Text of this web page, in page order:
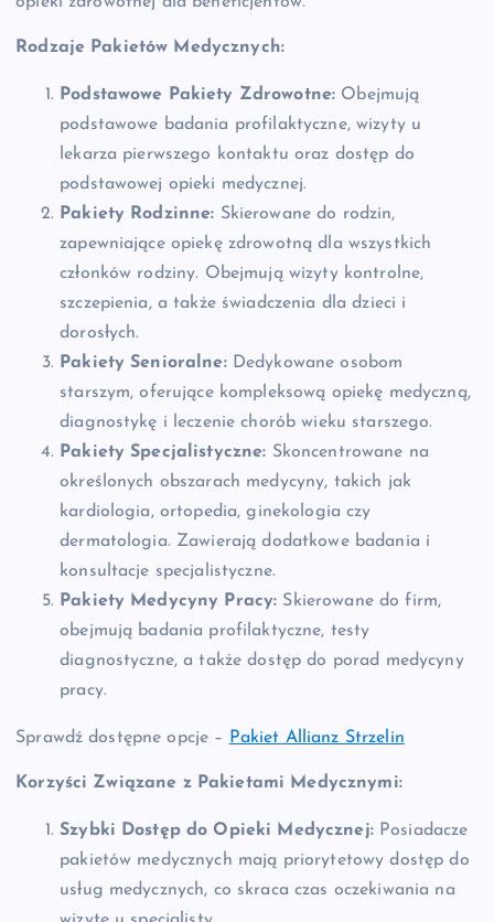
Rodzaje Pakietów Medycznych:
Podstawowe Pakiety Zdrowotne: Obejmują
podstawowe badania profilaktyczne, wizyty u
lekarza pierwszego kontaktu oraz dostęp do
podstawowej opieki medycznej.
Pakiety Rodzinne: Skierowane do rodzin,
zapewniające opiekę zdrowotną dla wszystkich
członków rodziny. Obejmują wizyty kontrolne,
szczepienia, a także świadczenia dla dzieci i
dorosłych.
Pakiety Senioralne:Dedykowane osobom
starszym, oferujące kompleksową opiekę medyczną,
diagnostykę i leczenie chorób wieku starszego.
Pakiety Specjalistyczne: Skoncentrowane na
określonych obszarach medycyny, takich jak
kardiologia, ortopedia, ginekologia czy
dermatologia. Zawierają dodatkowe badania i
konsultacje specjalistyczne.
Pakiety Medycyny Pracy: Skierowane do firm,
obejmują badania profilaktyczne, testy
diagnostyczne, a także dostęp do porad medycyny
pracy.
Sprawdź dostępne opcje – Pakiet Allianz Strzelin
Korzyści Związane z Pakietami Medycznymi:
Szybki Dostęp do Opieki Medycznej:Posiadacze
pakietów medycznych mają priorytetowy dostęp do
usług medycznych, co skraca czas oczekiwania na